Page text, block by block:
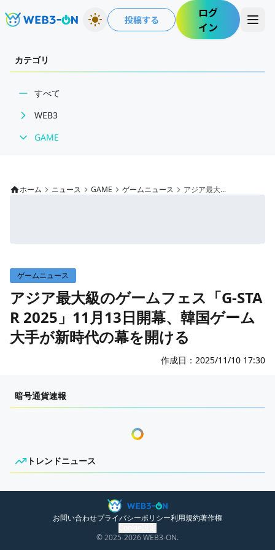
投稿する
ログ
イン
カテゴリ
すべて
WEB3
BCGニュース
インタビュー/WEB3
WEB3イベント
GAME
ECONOMY
国内ニュース
グローバルニュース
トレンドニュース
ホーム ニュース GAME ゲームニュース アジア最大...
ゲームニュース
アジア最大級のゲームフェス「G-STA
R 2025」11月13日開幕、韓国ゲーム
大手が新時代の幕を開ける
作成日： 2025/11/10 17:30
ONPRESS
暗号通貨速報
トレンドニュース
ニュースがありません。
お問い合わせプライバシーポリシー利用規約著作権
© 2025-2026WEB3-ON.